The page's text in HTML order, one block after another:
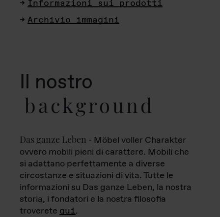
Informazioni sui prodotti
Archivio immagini
Il nostro
background
Das ganze Leben - Möbel voller Charakter
ovvero mobili pieni di carattere. Mobili che
si adattano perfettamente a diverse
circostanze e situazioni di vita. Tutte le
informazioni su Das ganze Leben, la nostra
storia, i fondatori e la nostra filosofia
troverete qui.